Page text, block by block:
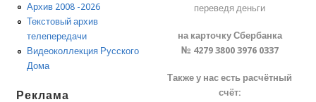
Архив 2008 -2026
Текстовый архив
телепередачи
Видеоколлекция Русского
Дома
Реклама
переведя деньги
на карточку Сбербанка
№ 4279 3800 3976 0337
Также у нас есть расчётный
счёт: